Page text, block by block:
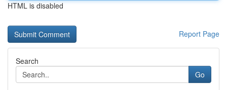
HTML is disabled
Report Page
Search
Go